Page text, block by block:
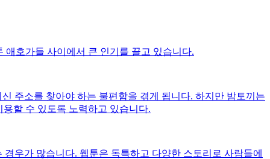
호가들 사이에서 큰 인기를 끌고 있습니다.
주소를 찾아야 하는 불편함을 겪게 됩니다. 하지만 밤토끼는
할 수 있도록 노력하고 있습니다.
우가 많습니다. 웹툰은 독특하고 다양한 스토리로 사람들에